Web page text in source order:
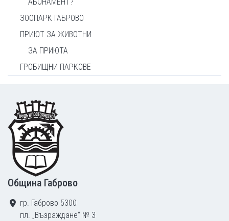
ЗООПАРК ГАБРОВО
ПРИЮТ ЗА ЖИВОТНИ
ЗА ПРИЮТА
ГРОБИЩНИ ПАРКОВЕ
Footer
Община Габрово
гр. Габрово 5300
пл. „Възраждане“ № 3